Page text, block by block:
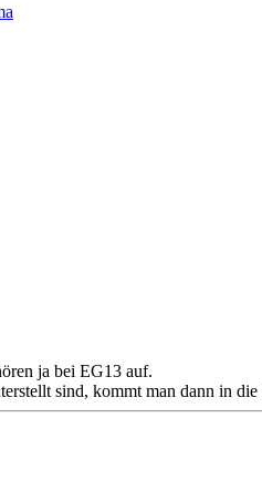
ja bei EG13 auf.
sind, kommt man dann in